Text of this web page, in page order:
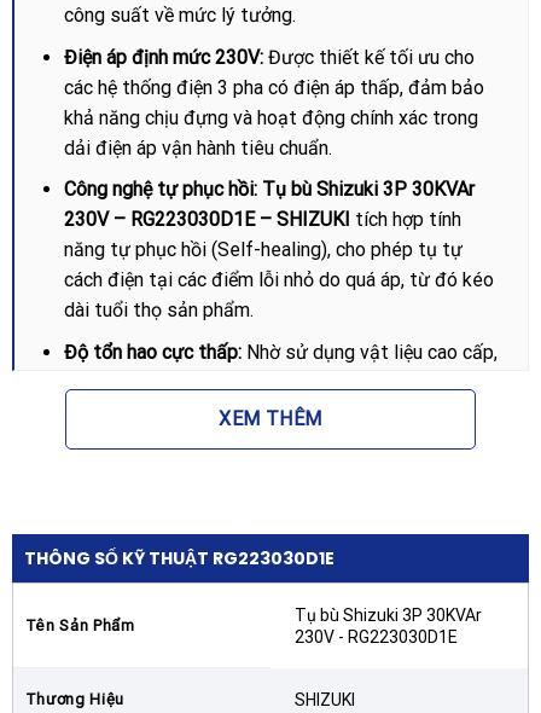
công suất về mức lý tưởng.
Điện áp định mức 230V:Được thiết kế tối ưu cho
các hệ thống điện 3 pha có điện áp thấp, đảm bảo
khả năng chịu đựng và hoạt động chính xác trong
dải điện áp vận hành tiêu chuẩn.
Công nghệ tự phục hồi: Tụ bù Shizuki 3P 30KVAr
230V – RG223030D1E – SHIZUKI tích hợp tính
năng tự phục hồi (Self-healing), cho phép tụ tự
cách điện tại các điểm lỗi nhỏ do quá áp, từ đó kéo
dài tuổi thọ sản phẩm.
Độ tổn hao cực thấp:Nhờ sử dụng vật liệu cao cấp,
không bị quá nhiệt khi vận hành và tiết kiệm năng
lượng tối đa.
điện ngay lập tức khi có sự cố bên trong, ngăn ngừa
nguy cơ cháy nổ tủ điện.
Lợi ích khi lắp đặt Tụ bù Shizuki 3P
Việc sử dụng
Tụ bù Shizuki 3P 30KVAr 230V –
XEM THÊM
THÔNG SỐ KỸ THUẬT RG223030D1E
Tên Sản Phẩm
Tụ bù Shizuki 3P 30KVAr
230V - RG223030D1E
Thương Hiệu SHIZUKI